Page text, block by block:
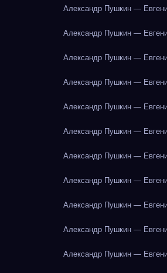
Александр Пушкин —
Александр Пушкин —
Александр Пушкин —
Александр Пушкин —
Александр Пушкин —
Александр Пушкин —
Александр Пушкин —
Александр Пушкин —
Александр Пушкин —
Александр Пушкин —
Александр Пушкин —